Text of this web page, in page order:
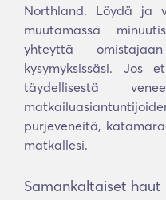
Northland. Löydä ja
muutamassa
yhteyttä
kysymyksissäsi. Jos
täydellisestä
purjeveneitä,
matkallesi.
Samankaltaiset haut